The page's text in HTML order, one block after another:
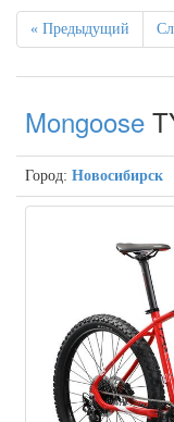
« Предыдущий
Mongoose
Город: Новосибирск